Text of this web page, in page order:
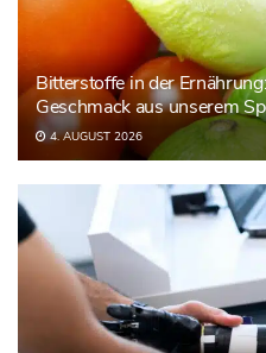
Bitterstoffe in der
Geschmack aus unserem
4. AUGUST 2026